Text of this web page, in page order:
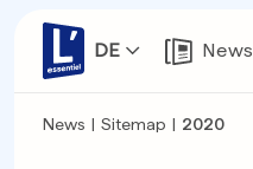
DE News
News | Sitemap | 2020